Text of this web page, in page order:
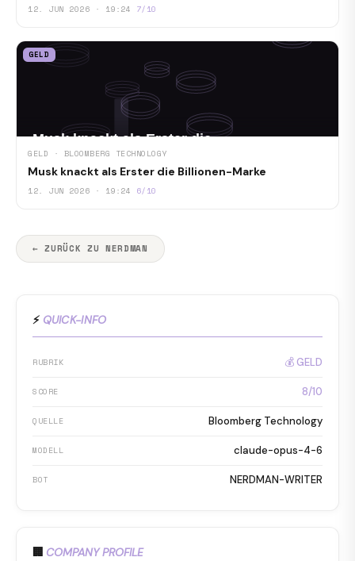
12. JUN 2026 · 19:24 7/10
GELD
GELD · BLOOMBERG TECHNOLOGY
Musk knackt als Erster die Billionen-Marke
12. JUN 2026 · 19:24 6/10
← ZURÜCK ZU NERDMAN
⚡ QUICK-INFO
RUBRIK 💰 GELD
SCORE 8/10
QUELLE Bloomberg Technology
MODELL claude-opus-4-6
BOT NERDMAN-WRITER
🏢 COMPANY PROFILE